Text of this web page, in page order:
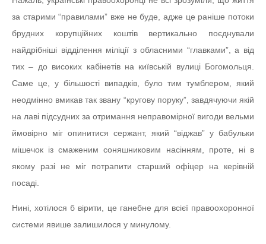
за старими “правилами” вже не буде, адже це раніше потоки
брудних корупційних коштів вертикально поєднували
найдрібніші відділення міліції з обласними “главками”, а від
тих – до високих кабінетів на київській вулиці Богомольця.
Саме це, у більшості випадків, було тим тумблером, який
неодмінно вмикав так звану “кругову поруку”, завдячуючи якій
на лаві підсудних за отримання неправомірної вигоди вельми
ймовірно міг опинитися сержант, який “віджав” у бабульки
мішечок із смаженим соняшниковим насінням, проте, ні в
якому разі не міг потрапити старший офіцер на керівній
посаді.
Нині, хотілося б вірити, це ганебне для всієї правоохоронної
системи явише залишилося у минулому.